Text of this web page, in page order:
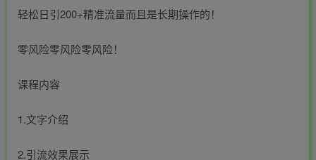
轻松日引200+精准流量而且是长期操作的！
零风险零风险零风险！
课程内容
1.文字介绍
2.引流效果展示